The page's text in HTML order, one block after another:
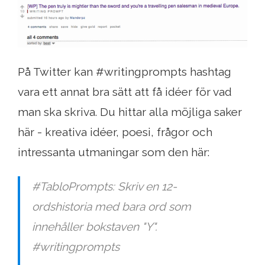
På Twitter kan #writingprompts hashtag
vara ett annat bra sätt att få idéer för vad
man ska skriva. Du hittar alla möjliga saker
här - kreativa idéer, poesi, frågor och
intressanta utmaningar som den här:
#TabloPrompts: Skriv en 12-
ordshistoria med bara ord som
innehåller bokstaven "Y".
#writingprompts